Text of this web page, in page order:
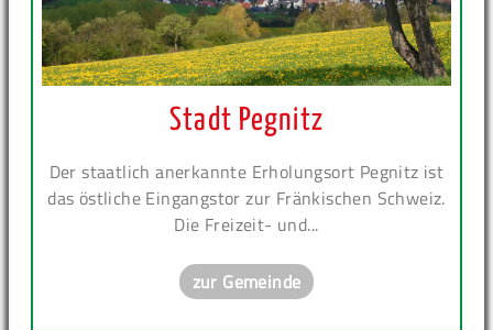
Stadt Pegnitz
Der staatlich anerkannte Erholungsort Pegnitz ist
das östliche Eingangstor zur Fränkischen Schweiz.
Die Freizeit- und...
zur Gemeinde